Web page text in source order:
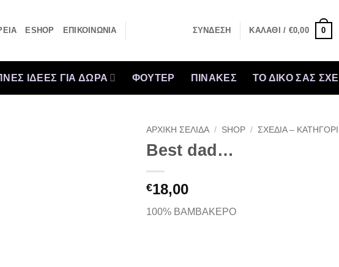
ESHOP ΕΠΙΚΟΙΝΩΝΙΑ ΣΎΝΔΕΣΗ ΚΑΛΆΘΙ / €0,00 0
ΙΔΕΕΣ ΓΙΑ ΔΩΡΑ ΦΟΥΤΕΡ ΠΙΝΑΚΕΣ ΤΟ ΔΙΚΟ ΣΑΣ
ΑΡΧΙΚΉ ΣΕΛΊΔΑ / SHOP / ΣΧΕΔΙΑ –
Best dad…
€18,00
100% ΒΑΜΒΑΚΕΡΟ